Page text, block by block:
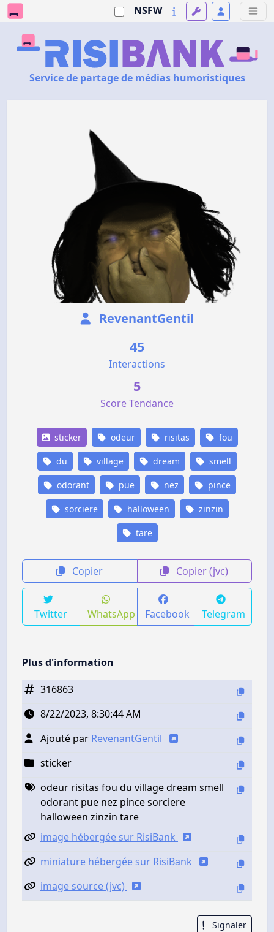
NSFW
Service de partage de médias humoristiques
RevenantGentil
45
Interactions
5
Score Tendance
sticker odeur risitas fou
du village dream smell
odorant pue nez pince
sorciere halloween zinzin
tare
Copier Copier (jvc)
Twitter WhatsApp Facebook Telegram
Plus d'information
316863
8/22/2023, 8:30:44 AM
Ajouté par RevenantGentil
sticker
odeur risitas fou du village dream smell
odorant pue nez pince sorciere
halloween zinzin tare
image hébergée sur RisiBank
miniature hébergée sur RisiBank
image source (jvc)
Signaler